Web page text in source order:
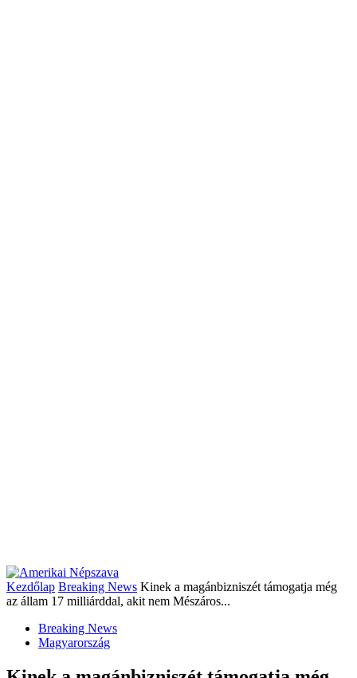
Kezdőlap Breaking News Kinek a magánbizniszét támogatja még
az állam 17 milliárddal, akit nem Mészáros...
Breaking News
Magyarország